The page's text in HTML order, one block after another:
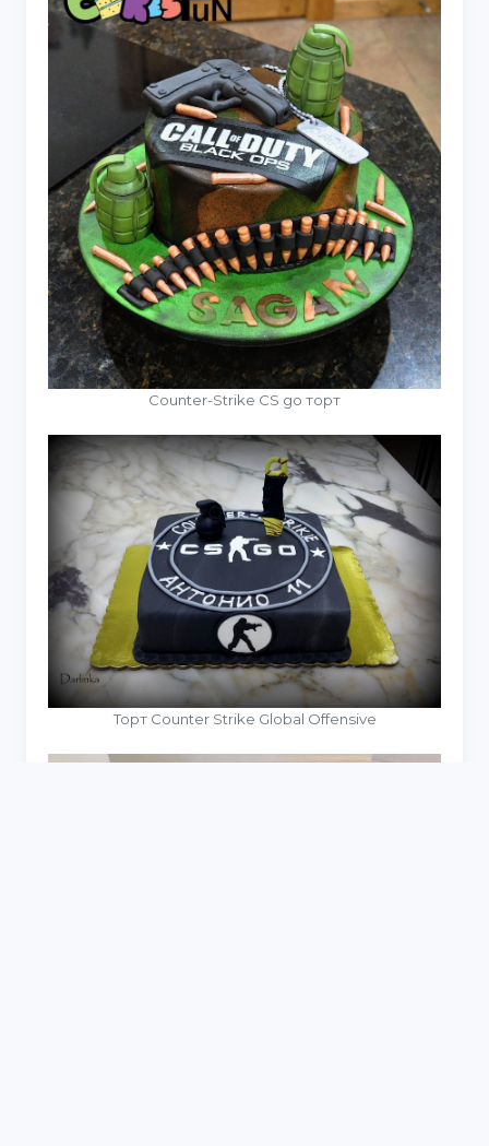
Counter-Strike CS go торт
Торт Counter Strike Global Offensive